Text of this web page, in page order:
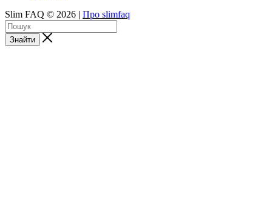
Slim FAQ © 2026 | Про slimfaq
Знайти